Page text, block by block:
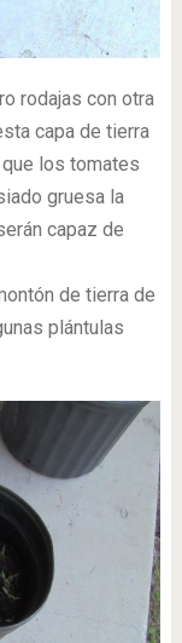
rodajas con otra
capa de tierra
los tomates
gruesa la
capaz de
de tierra de
plántulas